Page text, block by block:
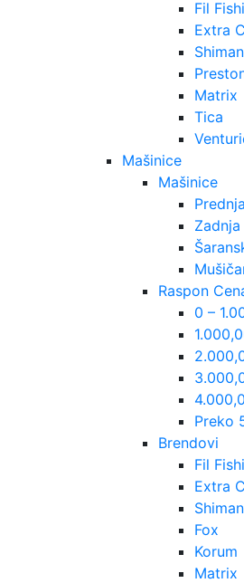
Fil
Extra
Matrix
Tica
Mašinice
Mašinice
Raspon
0 –
Preko
Brendovi
Fil
Extra
Fox
Korum
Matrix